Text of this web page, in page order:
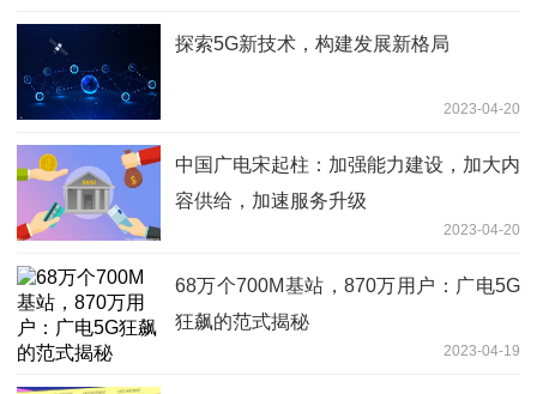
探索5G新技术，构建发展新格局
2023-04-20
中国广电宋起柱：加强能力建设，加大内
容供给，加速服务升级
2023-04-20
68万个700M基站，870万用户：广电5G
狂飙的范式揭秘
2023-04-19